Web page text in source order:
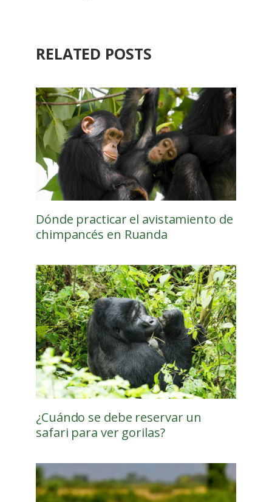
RELATED POSTS
Dónde practicar el avistamiento de
chimpancés en Ruanda
¿Cuándo se debe reservar un
safari para ver gorilas?